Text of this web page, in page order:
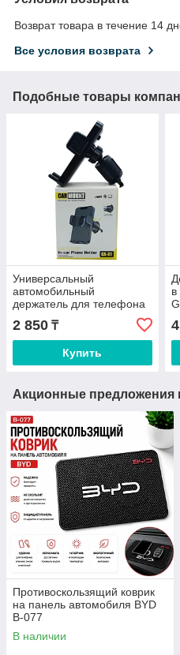
Возврат товара в течение 14
Все условия возврата
Подобные товары
Универсальный
автомобильный
держатель для телефона
CARMOUNT CA-01
2 850 ₸
Купить
Акционные предложения
Противоскользящий коврик
на панель автомобиля BYD
B-077
В наличии